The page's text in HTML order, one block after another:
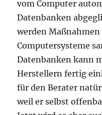
vom Computer
Datenbanken
werden
Computersysteme
Datenbanken kann
Herstellern fertig
für den Berater
weil er selbst